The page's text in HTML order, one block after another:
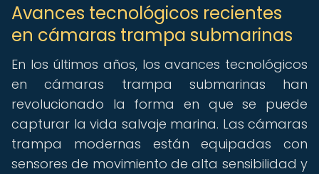
Avances tecnológicos recientes
en cámaras trampa submarinas
En los últimos años, los avances tecnológicos
en cámaras trampa submarinas han
revolucionado la forma en que se puede
capturar la vida salvaje marina. Las cámaras
trampa modernas están equipadas con
sensores de movimiento de alta sensibilidad y